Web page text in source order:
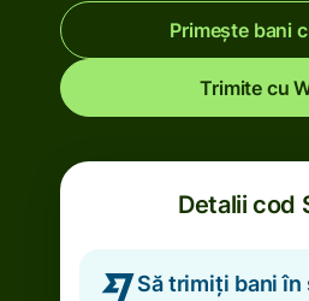
Primește bani
Trimite cu
Detalii cod
Să trimiți bani